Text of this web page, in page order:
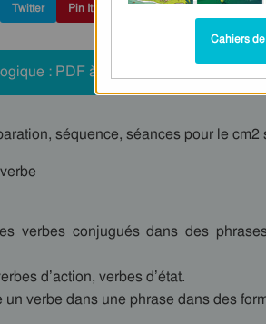
Twitter Pin It
: PDF à imprimer
séquence, séances pour le cm2
verbes conjugués dans des
d’action, verbes d’état.
verbe dans une phrase dans des
Cahiers